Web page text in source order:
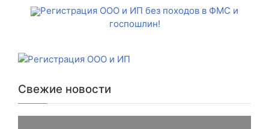
Регистрация ООО и ИП без походов в ФМС и
госпошлин!
Свежие новости